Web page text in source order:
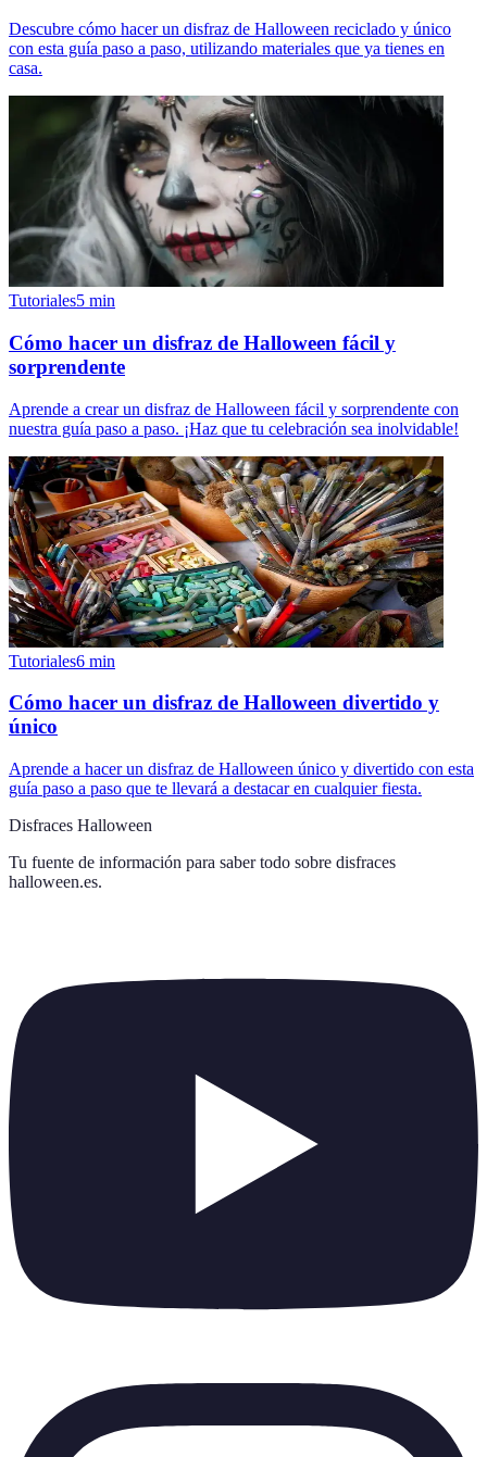
Descubre cómo hacer un disfraz de Halloween reciclado y único
con esta guía paso a paso, utilizando materiales que ya tienes en
casa.
Tutoriales5 min
Cómo hacer un disfraz de Halloween fácil y
sorprendente
Aprende a crear un disfraz de Halloween fácil y sorprendente con
nuestra guía paso a paso. ¡Haz que tu celebración sea inolvidable!
Tutoriales6 min
Cómo hacer un disfraz de Halloween divertido y
único
Aprende a hacer un disfraz de Halloween único y divertido con esta
guía paso a paso que te llevará a destacar en cualquier fiesta.
Disfraces Halloween
Tu fuente de información para saber todo sobre disfraces
halloween.es.